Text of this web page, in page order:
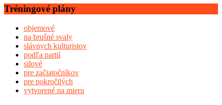
Tréningové plány
objemové
na brušné svaly
slávnych kulturistov
podľa partií
silové
pre začiatočníkov
pre pokročilých
vytvorené na mieru